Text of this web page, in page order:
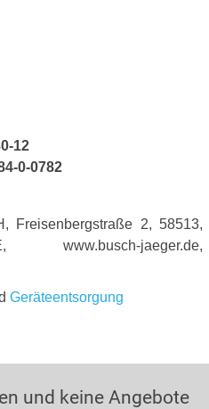
12
0-0782
Freisenbergstraße 2, 58513,
www.busch-jaeger.de,
Geräteentsorgung
und keine Angebote